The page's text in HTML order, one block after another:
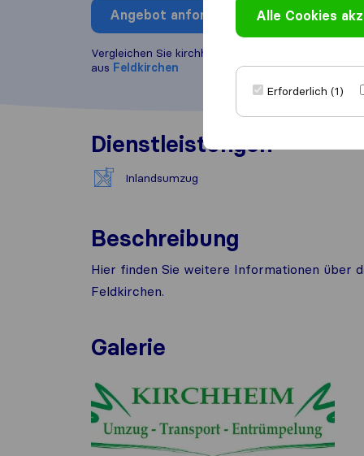
Angebot anfordern
Vergleichen Sie kirchheim Umzug mit anderen
aus Feldkirchen
Dienstleistungen
Inlandsumzug
Beschreibung
Hier finden Sie weitere Informationen über
Feldkirchen.
Galerie
Alle Cookies
Erforderlich (1)